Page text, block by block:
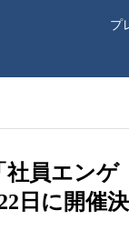
プ
員エンゲ
日に開催決